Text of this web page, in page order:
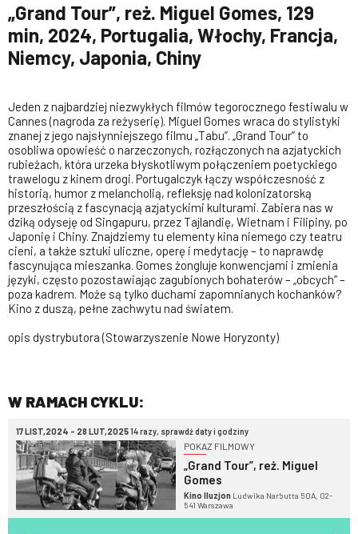
„Grand Tour”, reż. Miguel Gomes, 129
min, 2024, Portugalia, Włochy, Francja,
Niemcy, Japonia, Chiny
Jeden z najbardziej niezwykłych filmów tegorocznego festiwalu w
Cannes (nagroda za reżyserię). Miguel Gomes wraca do stylistyki
znanej z jego najsłynniejszego filmu „Tabu”. „Grand Tour” to
osobliwa opowieść o narzeczonych, rozłączonych na azjatyckich
rubieżach, która urzeka błyskotliwym połączeniem poetyckiego
trawelogu z kinem drogi. Portugalczyk łączy współczesność z
historią, humor z melancholią, refleksję nad kolonizatorską
przeszłością z fascynacją azjatyckimi kulturami. Zabiera nas w
dziką odyseję od Singapuru, przez Tajlandię, Wietnam i Filipiny, po
Japonię i Chiny. Znajdziemy tu elementy kina niemego czy teatru
cieni, a także sztuki uliczne, operę i medytację – to naprawdę
fascynująca mieszanka. Gomes żongluje konwencjami i zmienia
języki, często pozostawiając zagubionych bohaterów – „obcych” –
poza kadrem. Może są tylko duchami zapomnianych kochanków?
Kino z duszą, pełne zachwytu nad światem.
opis dystrybutora (Stowarzyszenie Nowe Horyzonty)
W RAMACH CYKLU:
17 LIST,2024 - 28 LUT,202514 razy, sprawdź daty i godziny
POKAZ FILMOWY
„Grand Tour”, reż. Miguel
Gomes
Kino Iluzjon Ludwika Narbutta 50A, 02-
541 Warszawa